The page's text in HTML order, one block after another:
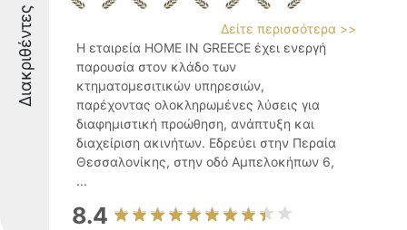
Διακριθέντες
Δείτε περισσότερα >>
Η εταιρεία HOME IN GREECE έχει ενεργή
παρουσία στον κλάδο των
κτηματομεσιτικών υπηρεσιών,
παρέχοντας ολοκληρωμένες λύσεις για
διαφημιστική προώθηση, ανάπτυξη και
διαχείριση ακινήτων. Εδρεύει στην Περαία
Θεσσαλονίκης, στην οδό Αμπελοκήπων 6,
...
8.4